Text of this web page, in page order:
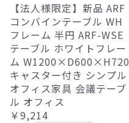
【法人様限定】新品 ARF
コンバインテーブル WH
フレーム 半円 ARF-WSE
テーブル ホワイトフレー
ム W1200×D600×H720
キャスター付き シンプル
オフィス家具 会議テーブ
ル オフィス
￥9,214